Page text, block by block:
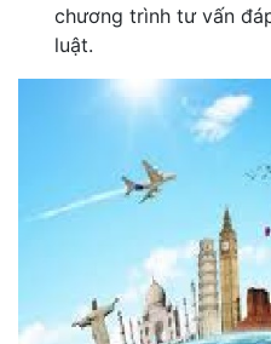
chương trình tư vấn
luật.